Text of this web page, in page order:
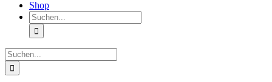
Shop
Suche
nach:
Suche
nach: